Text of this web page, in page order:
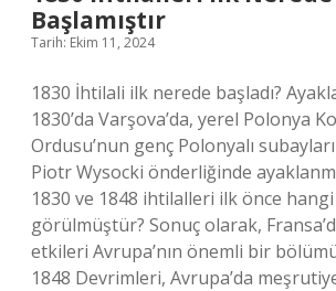
Başlamıştır
Tarih: Ekim 11, 2024
1830 İhtilali ilk nerede başladı?
1830’da Varşova’da, yerel Polonya
Ordusu’nun genç Polonyalı
Piotr Wysocki önderliğinde
1830 ve 1848 ihtilalleri ilk önce
görülmüştür? Sonuç olarak,
etkileri Avrupa’nın önemli bir
1848 Devrimleri, Avrupa’da